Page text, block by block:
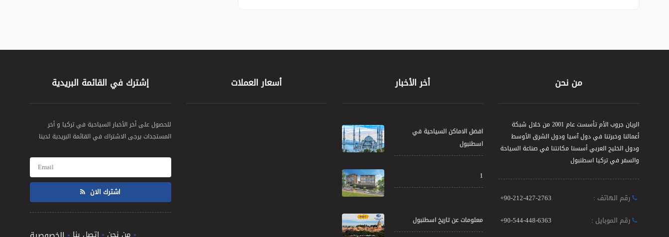
من نحن
الريان جروب الأم تأسست عام 2001 من خلال شبكة
أعمالنا وخبرتنا في دول آسيا ودول الشرق الأوسط
ودول الخليج العربي أسسنا مكانتنا في صناعة السياحة
والسفر في تركيا اسطنبول
رقم الهاتف :
+90-212-427-2763
رقم الموبايل :
+90-544-448-6363
أخر الأخبار
افضل الاماكن السياحية في
اسطنبول
1
معلومات عن تاريخ اسطنبول
أسعار العملات إشترك في القائمة البريدية
للحصول على أخر الأخبار السياحية في تركيا و أخر
المستجدات يرجى الاشتراك في القائمة البريدية لدينا
اشترك الان